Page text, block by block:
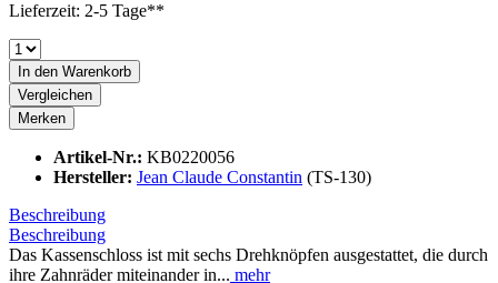
Lieferzeit: 2-5 Tage**
In den Warenkorb
Vergleichen
Merken
Artikel-Nr.: KB0220056
Hersteller: Jean Claude Constantin (TS-130)
Beschreibung
Beschreibung
Das Kassenschloss ist mit sechs Drehknöpfen ausgestattet, die durch
ihre Zahnräder miteinander in... mehr